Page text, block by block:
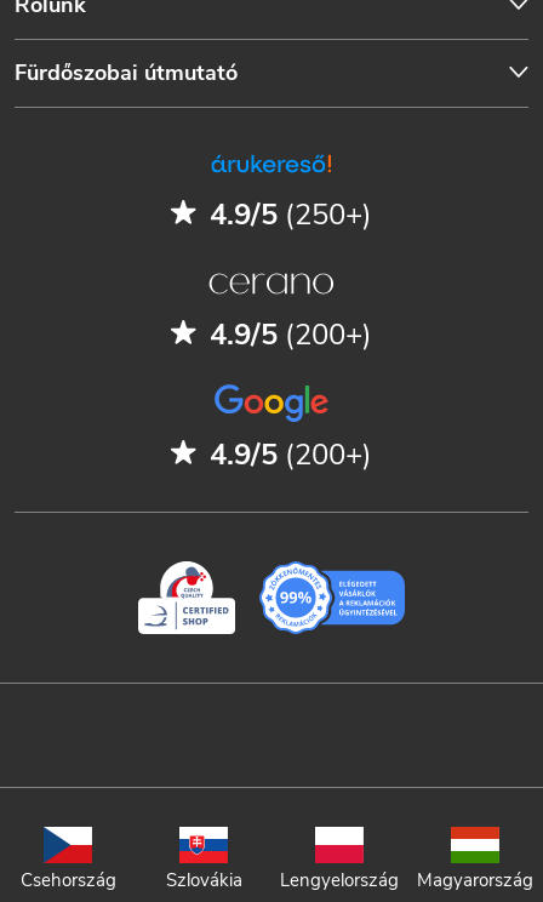
Fürdőszobai útmutató
4.9/5 (250+)
4.9/5 (200+)
4.9/5 (200+)
Csehország Szlovákia Lengyelország Magyarország